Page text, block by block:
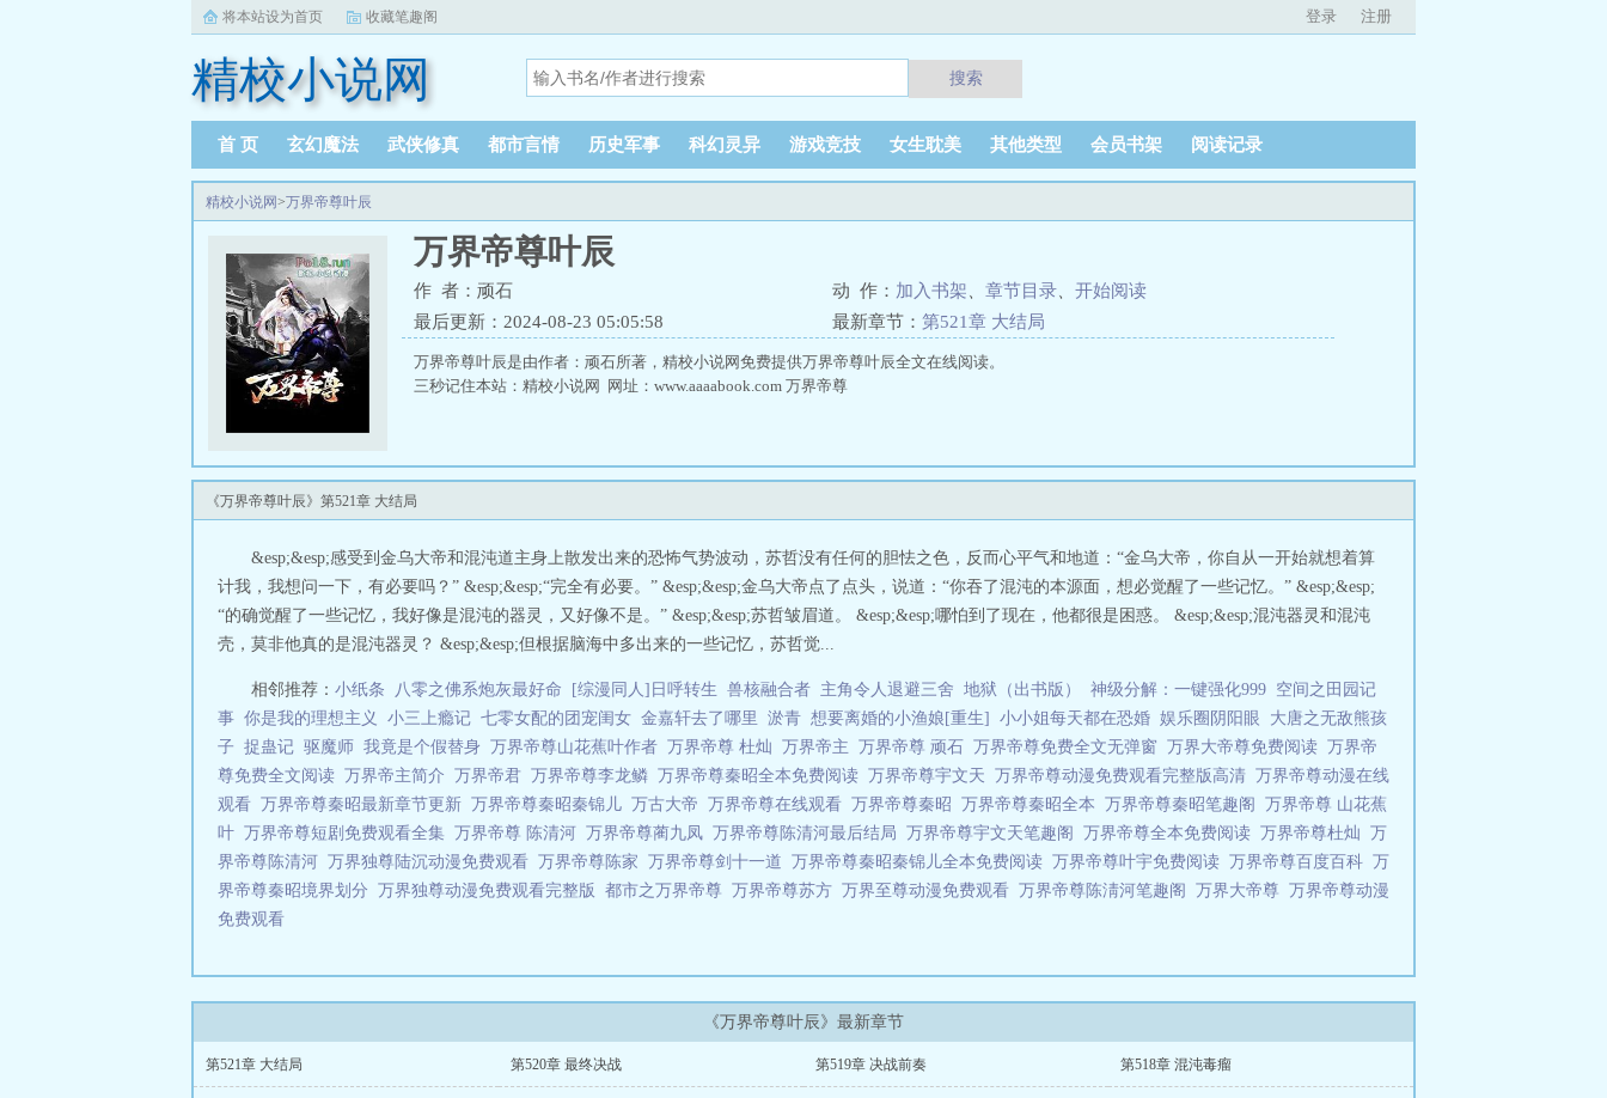
将本站设为首页 收藏笔趣阁 登录 注册
精校小说网 搜索
首 页 玄幻魔法 武侠修真 都市言情 历史军事 科幻灵异 游戏竞技 女生耽美 其他类型 会员书架 阅读记录
精校小说网>万界帝尊叶辰
万界帝尊叶辰
作 者：顽石 动 作： 加入书架 章节目录
开始阅读
最后更新：2024-08-23 05:05:58
最新章节： 第521章 大结局
万界帝尊叶辰是由作者：顽石所著，精校小说网免费提供万界帝尊叶辰全文在线阅读。
三秒记住本站：精校小说网 网址：www.aaaabook.com 万界帝尊
《万界帝尊叶辰》第521章 大结局
&esp;&esp;感受到金乌大帝和混沌道主身上散发出来的恐怖气势波动，苏哲没有任何的胆怯之色，反而心平气和地道：“金乌大帝，你自从一开始就想着算
计我，我想问一下，有必要吗？” &esp;&esp;“完全有必要。” &esp;&esp;金乌大帝点了点头，说道：“你吞了混沌的本源面，想必觉醒了一些记忆。” &esp;&esp;
“的确觉醒了一些记忆，我好像是混沌的器灵，又好像不是。” &esp;&esp;苏哲皱眉道。 &esp;&esp;哪怕到了现在，他都很是困惑。 &esp;&esp;混沌器灵和混沌
壳，莫非他真的是混沌器灵？ &esp;&esp;但根据脑海中多出来的一些记忆，苏哲觉...
相邻推荐： 小纸条 八零之佛系炮灰最好命 [综漫同人]日呼转生 兽核融合者 主角令人退避三舍 地狱（出书版） 神级分解：一键强化999 空间之田园记
事 你是我的理想主义 小三上瘾记 七零女配的团宠闺女 金嘉轩去了哪里 淤青 想要离婚的小渔娘[重生] 小小姐每天都在恐婚 娱乐圈阴阳眼
大唐之无敌熊孩
子 捉蛊记 驱魔师 我竟是个假替身 万界帝尊山花蕉叶作者 万界帝尊 杜灿 万界帝主 万界帝尊 顽石 万界帝尊免费全文无弹窗 万界大帝尊免费阅读 万界帝
尊免费全文阅读 万界帝主简介 万界帝君 万界帝尊李龙鳞 万界帝尊秦昭全本免费阅读 万界帝尊宇文天 万界帝尊动漫免费观看完整版高清 万界帝尊动漫在线
观看 万界帝尊秦昭最新章节更新 万界帝尊秦昭秦锦儿 万古大帝 万界帝尊在线观看 万界帝尊秦昭 万界帝尊秦昭全本 万界帝尊秦昭笔趣阁 万界帝尊 山花蕉
叶 万界帝尊短剧免费观看全集 万界帝尊 陈清河 万界帝尊蔺九凤 万界帝尊陈清河最后结局 万界帝尊宇文天笔趣阁 万界帝尊全本免费阅读 万界帝尊杜灿 万
界帝尊陈清河 万界独尊陆沉动漫免费观看 万界帝尊陈家 万界帝尊剑十一道 万界帝尊秦昭秦锦儿全本免费阅读 万界帝尊叶宇免费阅读 万界帝尊百度百科 万
界帝尊秦昭境界划分 万界独尊动漫免费观看完整版 都市之万界帝尊 万界帝尊苏方 万界至尊动漫免费观看 万界帝尊陈淸河笔趣阁 万界大帝尊 万界帝尊动漫
免费观看
《万界帝尊叶辰》最新章节
第521章 大结局 第520章 最终决战 第519章 决战前奏 第518章 混沌毒瘤